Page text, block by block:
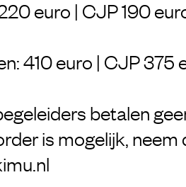
euro | CJP 190
410 euro | CJP 375
betalen
is mogelijk, neem